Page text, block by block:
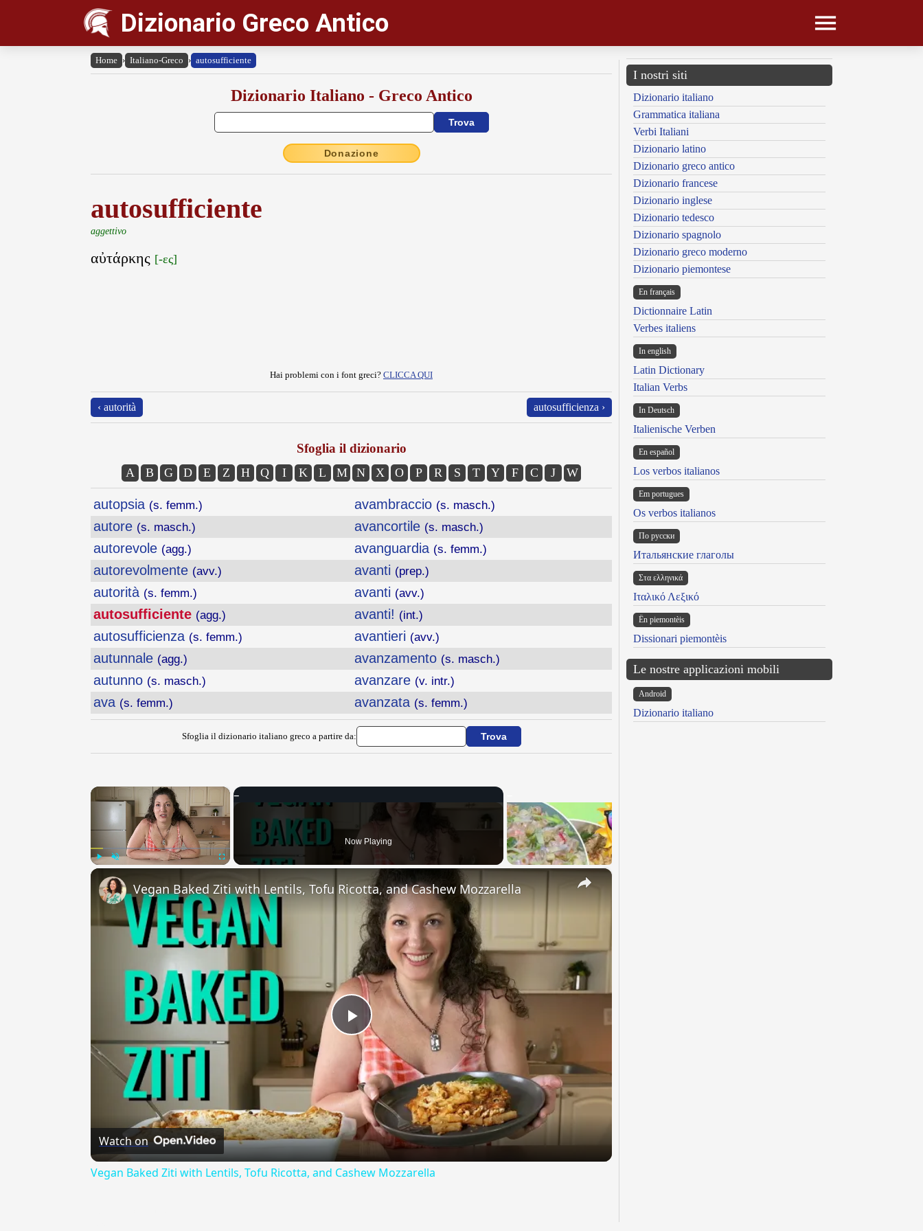
Dizionario Greco Antico
Home › Italiano-Greco › autosufficiente
Dizionario Italiano - Greco Antico
Donazione
autosufficiente
aggettivo
αὐτάρκης [-ες]
Hai problemi con i font greci? CLICCA QUI
‹ autorità autosufficienza ›
Sfoglia il dizionario
A B G D E Z H Q I K L M N X O P R S T Y F C J W
autopsia (s. femm.)
autore (s. masch.)
autorevole (agg.)
autorevolmente (avv.)
autorità (s. femm.)
autosufficiente (agg.)
autosufficienza (s. femm.)
autunnale (agg.)
autunno (s. masch.)
ava (s. femm.)
avambraccio (s. masch.)
avancortile (s. masch.)
avanguardia (s. femm.)
avanti (prep.)
avanti (avv.)
avanti! (int.)
avantieri (avv.)
avanzamento (s. masch.)
avanzare (v. intr.)
avanzata (s. femm.)
Sfoglia il dizionario italiano greco a partire da:
×
Now Playing
×
Play
Video
Vegan Baked Ziti with Lentils, Tofu Ricotta, and Cashew Mozzarella
Watch on
Vegan Baked Ziti with Lentils, Tofu Ricotta, and Cashew Mozzarella
I nostri siti
Dizionario italiano
Grammatica italiana
Verbi Italiani
Dizionario latino
Dizionario greco antico
Dizionario francese
Dizionario inglese
Dizionario tedesco
Dizionario spagnolo
Dizionario greco moderno
Dizionario piemontese
En français
Dictionnaire Latin
Verbes italiens
In english
Latin Dictionary
Italian Verbs
In Deutsch
Italienische Verben
En español
Los verbos italianos
Em portugues
Os verbos italianos
По русски
Итальянские глаголы
Στα ελληνικά
Ιταλικό Λεξικό
Ën piemontèis
Dissionari piemontèis
Le nostre applicazioni mobili
Android
Dizionario italiano